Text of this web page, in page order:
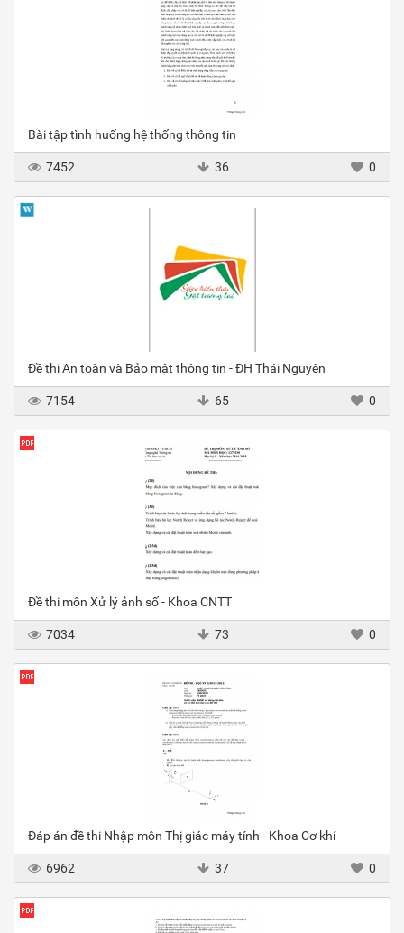
Bài tập tình huống hệ thống thông tin
7452 36 0
Đề thi An toàn và Bảo mật thông tin - ĐH Thái Nguyên
7154 65 0
Đề thi môn Xử lý ảnh số - Khoa CNTT
7034 73 0
Đáp án đề thi Nhập môn Thị giác máy tính - Khoa Cơ khí
6962 37 0